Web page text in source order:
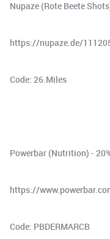
Nupaze (Rote Beete
⁠⁠⁠⁠⁠⁠⁠⁠⁠⁠https://nupaze.de/
Code: 26.Miles
Powerbar (Nutrition) -
⁠⁠⁠⁠⁠⁠⁠⁠⁠⁠https://
Code: PBDERMARCB